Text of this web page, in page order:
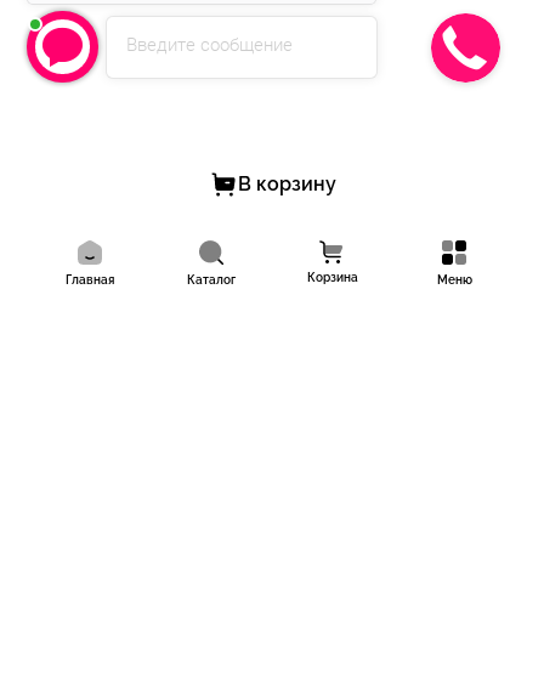
В корзину
Главная Каталог Корзина Меню
Введите сообщение